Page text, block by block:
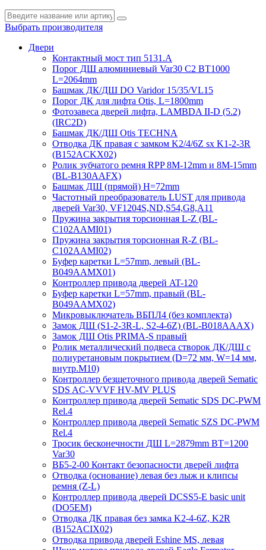
Выбрать производителя
Двери
Контактный мост тип 5131.A
Порог ДШ алюминиевый Var30 C2 BT1000
L=2064mm
Башмак ДК/ДШ DO Varidor 15/35/VL15
Порог ДК для лифта Otis, L=1800mm
Фотозавеса дверей лифта, LAMBDA II-D (5.2)
(IRC2D)
Башмак ДК/ДШ Otis TECHNA
Отводка ДК правая с замком K2/4/6Z sx K1-2-3R
(B152ACKX02)
Ролик зубчатого ремня RPP 8M-12mm и 8M-15mm
(BL-B130AAFX)
Башмак ДШ (прямой) H=72mm
Частотный преобразователь LUST для привода
дверей Var30, VF1204S,ND,S54,G8,A11
Пружина закрытия торсионная L-Z (BL-
C102AAMI01)
Пружина закрытия торсионная R-Z (BL-
C102AAMI02)
Буфер каретки L=57mm, левый (BL-
B049AAMX01)
Контроллер привода дверей AT-120
Буфер каретки L=57mm, правый (BL-
B049AAMX02)
Микровыключатель ВБПЛ4 (без комплекта)
Замок ДШ (S1-2-3R-L, S2-4-6Z) (BL-B018AAAX)
Замок ДШ Otis PRIMA-S правый
Ролик металлический подвеса створок ДК/ДШ с
полиуретановым покрытием (D=72 мм, W=14 мм,
внутр.М10)
Контроллер безщеточного привода дверей Sematiс
SDS AC-VVVF HV-MV PLUS
Контроллер привода дверей Sematic SDS DC-PWM
Rel.4
Контроллер привода дверей Sematic SZS DC-PWM
Rel.4
Тросик бесконечности ДШ L=2879mm BT=1200
Var30
ВБ5-2-00 Контакт безопасности дверей лифта
Отводка (основание) левая без лыж и клипсы
ремня (Z-L)
Контроллер привода дверей DCSS5-E basic unit
(DO5EM)
Отводка ДК правая без замка K2-4-6Z, K2R
(B152ACIX02)
Отводка привода дверей Eshine MS, левая